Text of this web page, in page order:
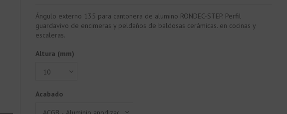
Ángulo externo 135 para cantonera de alumino RONDEC-STEP. Perfil
guardavivo de encimeras y peldaños de baldosas cerámicas. en cocinas y
escaleras.
Altura (mm)
Acabado